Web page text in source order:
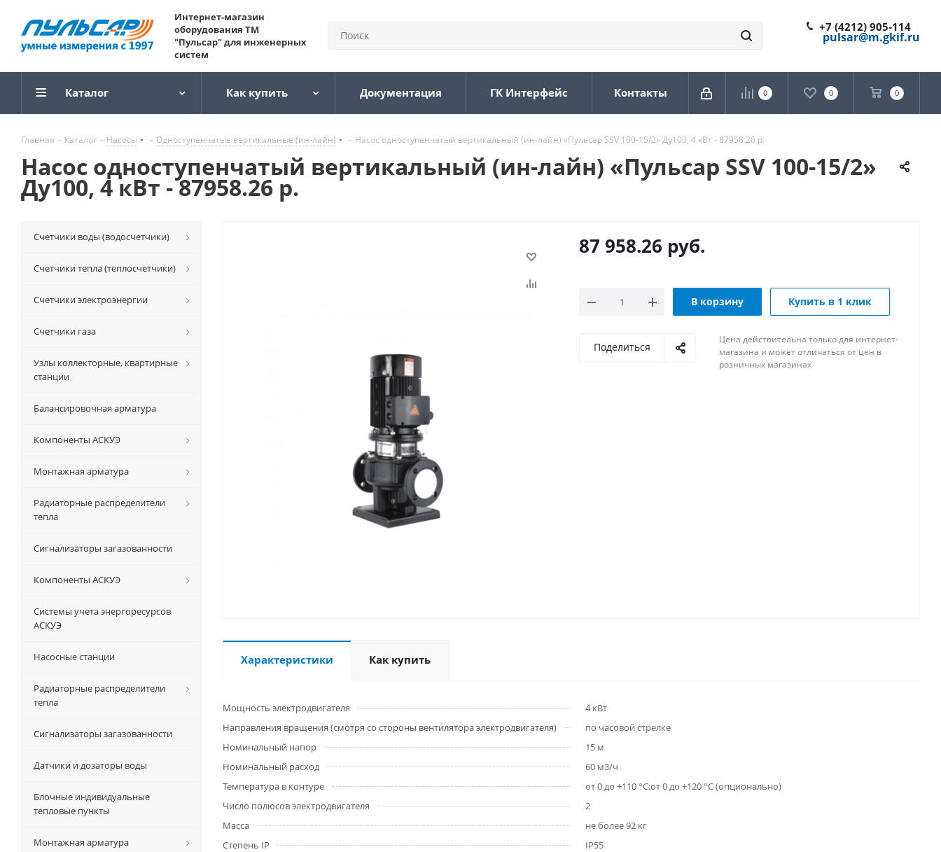
Интернет-магазин
оборудования ТМ
"Пульсар" для инженерных
систем
+7 (4212) 905-114
pulsar@m.gkif.ru
0 0 0
Каталог Как купить Документация ГК Интерфейс Контакты
Главная - Каталог - Насосы - Одноступенчатые вертикальные (ин-лайн) - Насос одноступенчатый вертикальный (ин-лайн) «Пульсар SSV 100-15/2» Ду100, 4 кВт - 87958.26 р.
Насос одноступенчатый вертикальный (ин-лайн) «Пульсар SSV 100-15/2»
Ду100, 4 кВт - 87958.26 р.
87 958.26 руб.
В корзину Купить в 1 клик
Поделиться
Цена действительна только для интернет-
магазина и может отличаться от цен в
розничных магазинах
Характеристики Как купить
Мощность электродвигателя
4 кВт
Направления вращения (смотря со стороны вентилятора электродвигателя)
по часовой стрелке
Номинальный напор
15 м
Номинальный расход
60 м3/ч
Температура в контуре
от 0 до +110 °C;от 0 до +120 °C (опционально)
Число полюсов электродвигателя
2
Масса
не более 92 кг
Степень IP
IP55
Счетчики воды (водосчетчики)
Счетчики тепла (теплосчетчики)
Счетчики электроэнергии
Счетчики газа
Узлы коллекторные, квартирные
станции
Балансировочная арматура
Компоненты АСКУЭ
Монтажная арматура
Радиаторные распределители
тепла
Сигнализаторы загазованности
Компоненты АСКУЭ
Системы учета энергоресурсов
АСКУЭ
Насосные станции
Радиаторные распределители
тепла
Сигнализаторы загазованности
Датчики и дозаторы воды
Блочные индивидуальные
тепловые пункты
Монтажная арматура